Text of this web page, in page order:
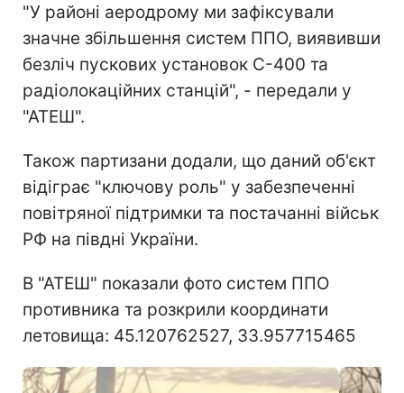
"У районі аеродрому ми зафіксували
значне збільшення систем ППО, виявивши
безліч пускових установок С-400 та
радіолокаційних станцій", - передали у
"АТЕШ".
Також партизани додали, що даний об'єкт
відіграє "ключову роль" у забезпеченні
повітряної підтримки та постачанні військ
РФ на півдні України.
В "АТЕШ" показали фото систем ППО
противника та розкрили координати
летовища: 45.120762527, 33.957715465